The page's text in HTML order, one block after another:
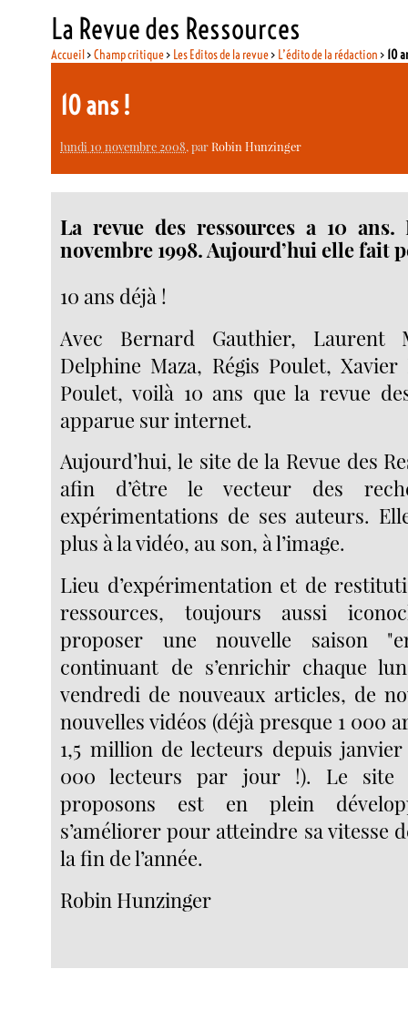
La Revue des Ressources
Accueil>Champ critique> Les Editos de la revue> L’édito de la rédaction > 10
10 ans !
lundi 10 novembre 2008, parRobin Hunzinger
La revue des ressources a 10
novembre 1998. Aujourd’hui elle fait
10 ans déjà !
Avec Bernard Gauthier, Laurent
Delphine Maza, Régis Poulet,
Poulet, voilà 10 ans que la revue
apparue sur internet.
Aujourd’hui, le site de la Revue des
afin d’être le vecteur des
expérimentations de ses auteurs.
plus à la vidéo, au son, à l’image.
Lieu d’expérimentation et de
ressources, toujours aussi
proposer une nouvelle saison
continuant de s’enrichir chaque
vendredi de nouveaux articles, de
nouvelles vidéos (déjà presque 1 000
1,5 million de lecteurs depuis
000 lecteurs par jour !). Le site
proposons est en plein
s’améliorer pour atteindre sa vitesse
la fin de l’année.
Robin Hunzinger